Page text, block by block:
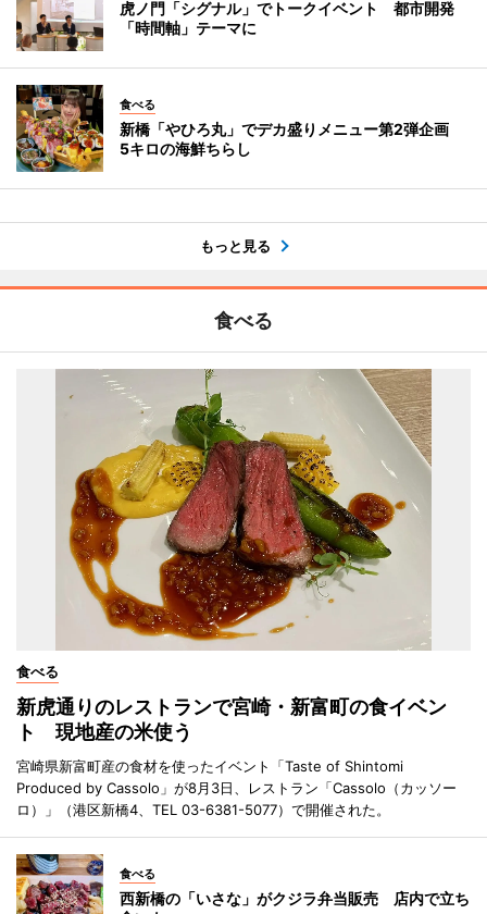
虎ノ門「シグナル」でトークイベント 都市開発
「時間軸」テーマに
食べる
新橋「やひろ丸」でデカ盛りメニュー第2弾企画
5キロの海鮮ちらし
もっと見る
食べる
食べる
新虎通りのレストランで宮崎・新富町の食イベン
ト 現地産の米使う
宮崎県新富町産の食材を使ったイベント「Taste of Shintomi
Produced by Cassolo」が8月3日、レストラン「Cassolo（カッソー
ロ）」（港区新橋4、TEL 03-6381-5077）で開催された。
食べる
西新橋の「いさな」がクジラ弁当販売 店内で立ち